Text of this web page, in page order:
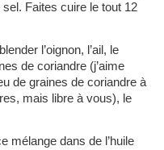
Faites cuire le tout 12
l’oignon, l’ail, le
de coriandre (j’aime
de graines de coriandre à
mais libre à vous), le
mélange dans de l’huile